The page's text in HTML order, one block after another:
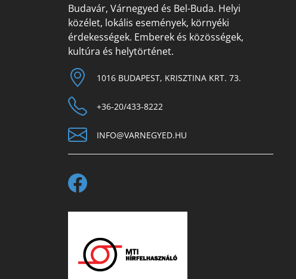
Budavár, Várnegyed és Bel-Buda. Helyi
közélet, lokális események, környéki
érdekességek. Emberek és közösségek,
kultúra és helytörténet.
1016 BUDAPEST, KRISZTINA KRT. 73.
+36-20/433-8222
INFO@VARNEGYED.HU